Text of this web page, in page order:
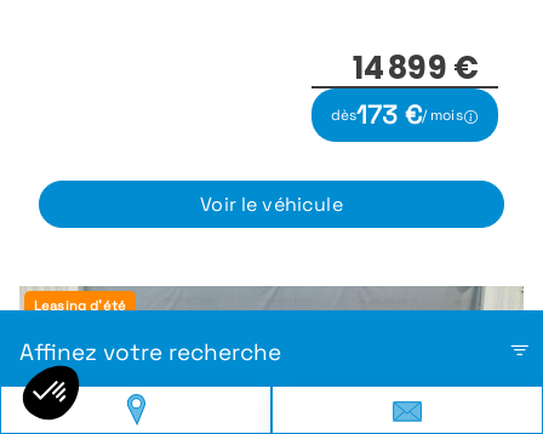
Affinez votre recherche
14 899 €
dès173 €/ mois
Voir le véhicule
Leasing d'été